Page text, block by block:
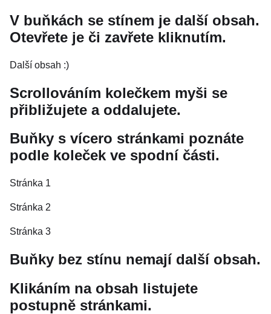
V buňkách se stínem je další obsah.
Otevřete je či zavřete kliknutím.
Další obsah :)
Scrollováním kolečkem myši se
přibližujete a oddalujete.
Buňky s vícero stránkami poznáte
podle koleček ve spodní části.
Stránka 1
Stránka 2
Stránka 3
Buňky bez stínu nemají další obsah.
Klikáním na obsah listujete
postupně stránkami.